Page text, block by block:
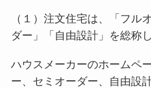
（１）注文住宅は、「フル
ダー」「自由設計」を総称
ハウスメーカーのホームペ
ー、セミオーダー、自由設